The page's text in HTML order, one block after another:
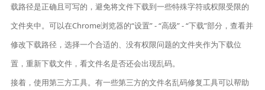
载路径是正确且可写的，避免将文件下载到一些特殊字符或权限受限的
文件夹中。可以在Chrome浏览器的“设置” - “高级” - “下载”部分，查看并
修改下载路径，选择一个合适的、没有权限问题的文件夹作为下载位
置，重新下载文件，看文件名是否还会出现乱码。
接着，使用第三方工具。有一些第三方的文件名乱码修复工具可以帮助